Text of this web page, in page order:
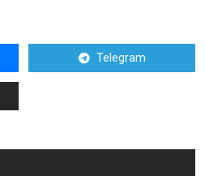
Telegram